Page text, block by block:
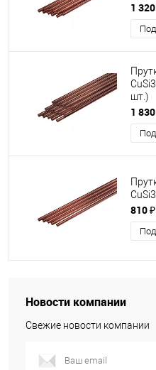
1
шт.)
1
810 ₽
Новости компании
Свежие новости компании